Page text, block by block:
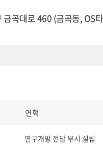
금곡대로 460 (금곡동, OS
연혁
연구개발 전담 부서 설립